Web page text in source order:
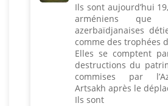
Ils sont aujourd’hui
arméniens que
azerbaïdjanaises
comme des trophées
Elles se comptent
destructions du
commises par
Artsakh après le
Ils sont